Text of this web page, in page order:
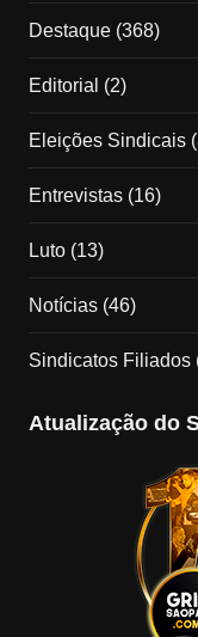
Destaque(368)
Editorial (2)
Eleições Sindicais
Entrevistas(16)
Luto(13)
Notícias(46)
Sindicatos Filiados
Atualização do